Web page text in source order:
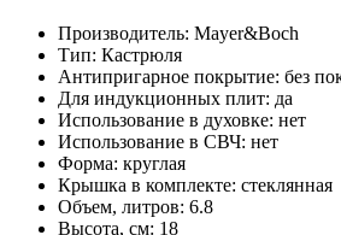
Производитель: Mayer&Boch
Тип: Кастрюля
Антипригарное покрытие: без
Для индукционных плит: да
Использование в духовке: нет
Использование в СВЧ: нет
Форма: круглая
Крышка в комплекте: стеклянная
Объем, литров: 6.8
Высота, см: 18